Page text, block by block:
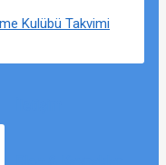
Kulübü Takvimi